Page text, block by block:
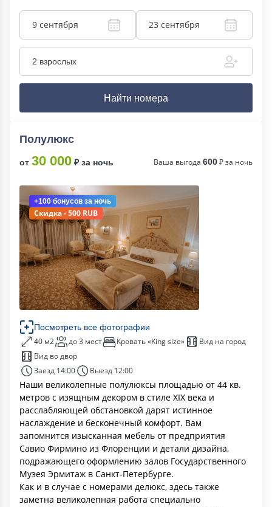
9 сентября 23 сентября
2 взрослых
Найти номера
Полулюкс
от 30 000 ₽ за ночь Ваша выгода 600₽ за ночь
+100 бонусов за ночь
Скидка - 500 RUB
Посмотреть все фотографии
40 м2 до 3 мест Кровать «King size»
Вид на город
Вид во двор
Заезд 14:00
Выезд 12:00
Наши великолепные полулюксы площадью от 44 кв.
метров с изящным декором в стиле XIX века и
расслабляющей обстановкой дарят истинное
наслаждение и бесконечный комфорт. Вам
запомнится изысканная мебель от предприятия
Савио Фирмино из Флоренции и детали дизайна,
подражающего оформлению залов Государственного
Музея Эрмитаж в Санкт-Петербурге.
Как и в случае с номерами делюкс, здесь также
заметна великолепная работа специально